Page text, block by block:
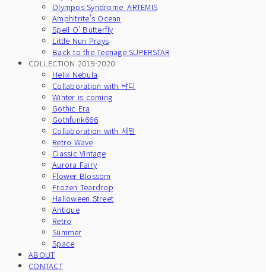
Olympos Syndrome_ARTEMIS
Amphitrite's Ocean
Spell O' Butterfly
Little Nun Prays
Back to the Teenage SUPERSTAR
COLLECTION 2019-2020
Helix Nebula
Collaboration with 낙디
Winter is coming
Gothic Era
Gothfunk666
Collaboration with 서밀
Retro Wave
Classic Vintage
Aurora Fairy
Flower Blossom
Frozen Teardrop
Halloween Street
Antique
Retro
Summer
Space
ABOUT
CONTACT